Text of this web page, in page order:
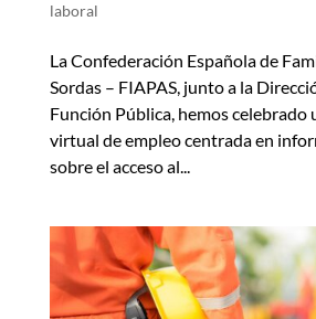
laboral
La Confederación Española de
Sordas – FIAPAS, junto a la
Función Pública, hemos celebrado
virtual de empleo centrada en
sobre el acceso al...